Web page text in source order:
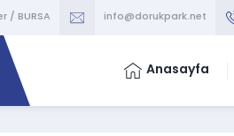
/ BURSA info@dorukpark.net
Anasayfa